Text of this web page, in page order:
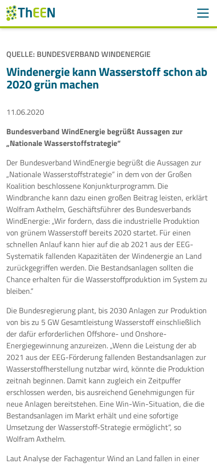
Navigation überspringen
ThEEN
Services
Mitglieder
Aktivitäten
Veranstaltungen
Aktuelles
Meldungen
Pressemeldungen
Branchenmeldungen
Statements
Positionen
Jobs
Mediathek
Akkreditierung
Mehr
QUELLE: BUNDESVERBAND WINDENERGIE
Windenergie kann Wasserstoff schon ab
2020 grün machen
11.06.2020
Bundesverband WindEnergie begrüßt Aussagen zur
„Nationale Wasserstoffstrategie“
Der Bundesverband WindEnergie begrüßt die Aussagen zur
„Nationale Wasserstoffstrategie“ in dem von der Großen
Koalition beschlossene Konjunkturprogramm. Die
Windbranche kann dazu einen großen Beitrag leisten, erklärt
Wolfram Axthelm, Geschäftsführer des Bundesverbands
WindEnergie: „Wir fordern, dass die industrielle Produktion
von grünem Wasserstoff bereits 2020 startet. Für einen
schnellen Anlauf kann hier auf die ab 2021 aus der EEG-
Systematik fallenden Kapazitäten der Windenergie an Land
zurückgegriffen werden. Die Bestandsanlagen sollten die
Chance erhalten für die Wasserstoffproduktion im System zu
bleiben.“
Die Bundesregierung plant, bis 2030 Anlagen zur Produktion
von bis zu 5 GW Gesamtleistung Wasserstoff einschließlich
der dafür erforderlichen Offshore- und Onshore-
Energiegewinnung anzureizen. „Wenn die Leistung der ab
2021 aus der EEG-Förderung fallenden Bestandsanlagen zur
Wasserstoffherstellung nutzbar wird, könnte die Produktion
zeitnah beginnen. Damit kann zugleich ein Zeitpuffer
erschlossen werden, bis ausreichend Genehmigungen für
neue Anlagen bereitstehen. Eine Win-Win-Situation, die die
Bestandsanlagen im Markt erhält und eine sofortige
Umsetzung der Wasserstoff-Strategie ermöglicht“, so
Wolfram Axthelm.
Laut Analyse der Fachagentur Wind an Land fallen in einer